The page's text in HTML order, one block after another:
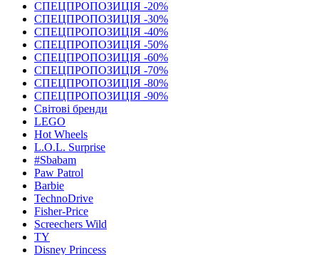
СПЕЦПРОПОЗИЦІЯ -20%
СПЕЦПРОПОЗИЦІЯ -30%
СПЕЦПРОПОЗИЦІЯ -40%
СПЕЦПРОПОЗИЦІЯ -50%
СПЕЦПРОПОЗИЦІЯ -60%
СПЕЦПРОПОЗИЦІЯ -70%
СПЕЦПРОПОЗИЦІЯ -80%
СПЕЦПРОПОЗИЦІЯ -90%
Світові бренди
LEGO
Hot Wheels
L.O.L. Surprise
#Sbabam
Paw Patrol
Barbie
TechnoDrive
Fisher-Price
Screechers Wild
TY
Disney Princess